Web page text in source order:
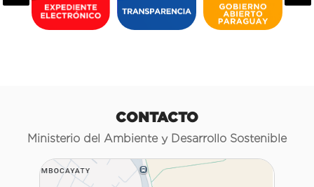
CONTACTO
Ministerio del Ambiente y Desarrollo Sostenible